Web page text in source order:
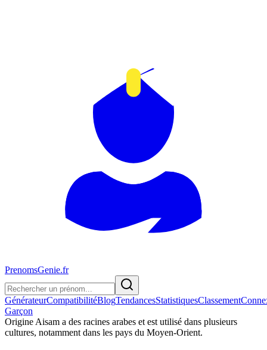
PrenomsGenie.fr
GénérateurCompatibilitéBlogTendancesStatistiquesClassement
Garçon
Origine Aisam a des racines arabes et est utilisé dans plusieurs
cultures, notamment dans les pays du Moyen-Orient.